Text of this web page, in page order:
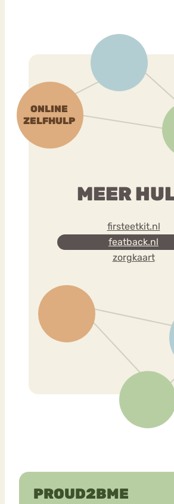
MEER
firsteetkit.nl
featback.nl
zorgkaart
PROUD2BME